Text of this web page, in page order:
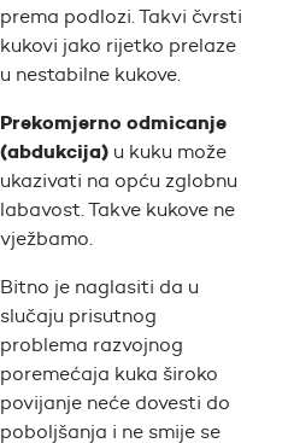
prema podlozi. Takvi čvrsti
kukovi jako rijetko prelaze
u nestabilne kukove.
Prekomjerno odmicanje
(abdukcija) u kuku može
ukazivati na opću zglobnu
labavost. Takve kukove ne
vježbamo.
Bitno je naglasiti da u
slučaju prisutnog
problema razvojnog
poremećaja kuka široko
povijanje neće dovesti do
poboljšanja i ne smije se